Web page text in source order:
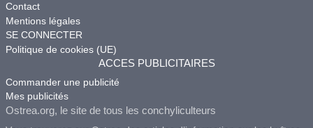
Contact
Mentions légales
SE CONNECTER
Politique de cookies (UE)
ACCES PUBLICITAIRES
Commander une publicité
Mes publicités
Ostrea.org, le site de tous les conchyliculteurs